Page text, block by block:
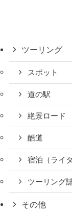
ツーリング
スポット
道の駅
絶景ロード
酷道
宿泊（ライ
ツーリング
その他